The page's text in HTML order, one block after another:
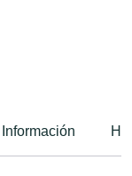
Información